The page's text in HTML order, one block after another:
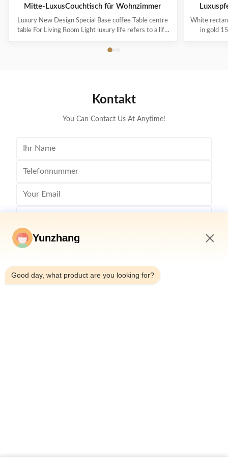
Mitte-LuxusCouchtisch für Wohnzimmer
Luxury New Design Special Base coffee Table centre
table For Living Room Light luxury life refers to a life
luxury is just a way of life that respects the quality of
White
in gold
Kontakt
You Can Contact Us At Anytime!
Yunzhang
Good day, what product are you looking for?